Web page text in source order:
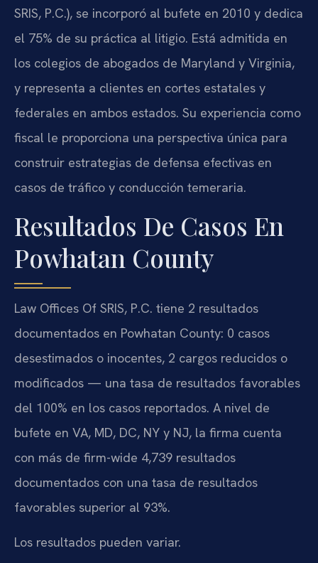
SRIS, P.C.), se incorporó al bufete en 2010 y dedica
el 75% de su práctica al litigio. Está admitida en
los colegios de abogados de Maryland y Virginia,
y representa a clientes en cortes estatales y
federales en ambos estados. Su experiencia como
fiscal le proporciona una perspectiva única para
construir estrategias de defensa efectivas en
casos de tráfico y conducción temeraria.
Resultados De Casos En
Powhatan County
Law Offices Of SRIS, P.C. tiene 2 resultados
documentados en Powhatan County: 0 casos
desestimados o inocentes, 2 cargos reducidos o
modificados — una tasa de resultados favorables
del 100% en los casos reportados. A nivel de
bufete en VA, MD, DC, NY y NJ, la firma cuenta
con más de firm-wide 4,739 resultados
documentados con una tasa de resultados
favorables superior al 93%.
Los resultados pueden variar.